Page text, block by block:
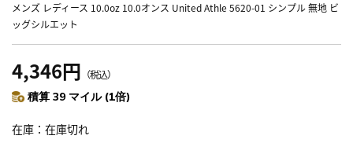
メンズ レディース 10.0oz 10.0オンス United Athle 5620-01 シンプル 無地 ビ
ッグシルエット
4,346円 （税込）
積算 39 マイル (1倍)
在庫 在庫切れ